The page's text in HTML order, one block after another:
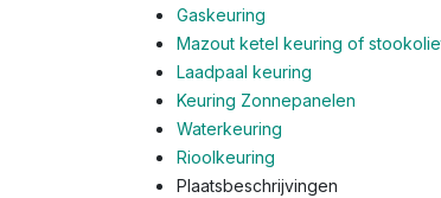
Gaskeuring
Mazout ketel keuring of
Laadpaal keuring
Keuring Zonnepanelen
Waterkeuring
Rioolkeuring
Plaatsbeschrijvingen